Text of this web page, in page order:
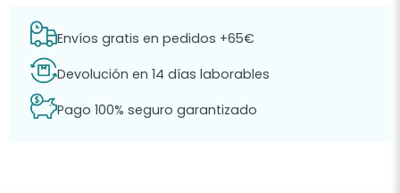
Envíos gratis en pedidos +65€
Devolución en 14 días laborables
Pago 100% seguro garantizado